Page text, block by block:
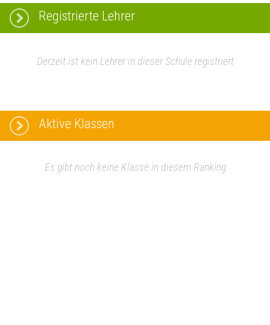
Registrierte Lehrer
Derzeit ist kein Lehrer in dieser Schule registriert
Aktive Klassen
Es gibt noch keine Klasse in diesem Ranking